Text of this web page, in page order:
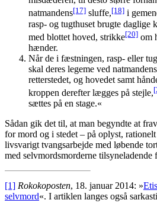
natmandens[17] sluffe,[18] i
rasp- og tugthuset brugte daglige
med blottet hoved, strikke[20] om
hænder.
Når de i fæstningen, rasp- eller
skal deres legeme ved
retterstedet, og hovedet samt
kroppen derefter lægges på stejle,
sættes på en stage.«
Sådan gik det til, at man begyndte at
for mord og i stedet – på oplyst,
livsvarigt tvangsarbejde med løbende
med selvmordsmorderne tilsyneladende
[1] Rokokoposten, 18. januar 2014: »
selvmord«. I artiklen langes også